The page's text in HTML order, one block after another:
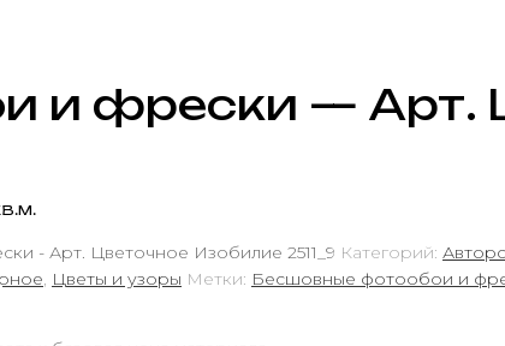
и фрески — Арт.
- Арт. Цветочное Изобилие 2511_9 Категорий:
, Цветы и узоры Метки: Бесшовные фотообои и